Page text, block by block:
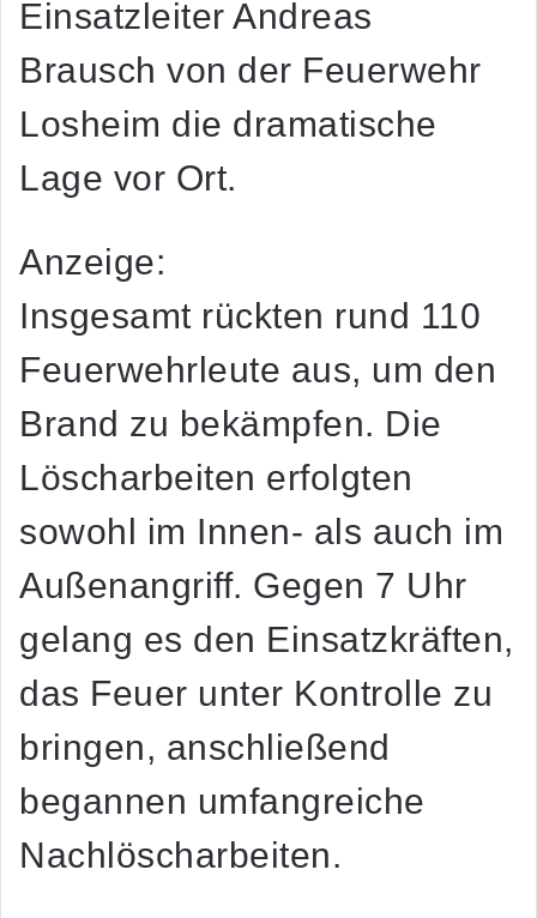
Einsatzleiter Andreas
Brausch von der Feuerwehr
Losheim die dramatische
Lage vor Ort.
Anzeige:
Insgesamt rückten rund 110
Feuerwehrleute aus, um den
Brand zu bekämpfen. Die
Löscharbeiten erfolgten
sowohl im Innen- als auch im
Außenangriff. Gegen 7 Uhr
gelang es den Einsatzkräften,
das Feuer unter Kontrolle zu
bringen, anschließend
begannen umfangreiche
Nachlöscharbeiten.